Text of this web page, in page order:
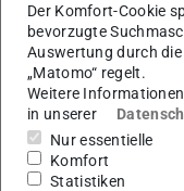
Studienberatung
Engineering
abwesend
Der Komfort-Cookie
bevorzugte
Auswertung durch
„Matomo“ regelt.
Weitere
in unserer
Nur essentielle
Komfort
Statistiken